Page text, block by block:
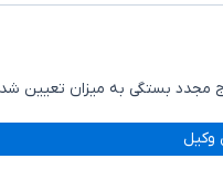
مجدد بستگی به میزان تعیین
وکیل